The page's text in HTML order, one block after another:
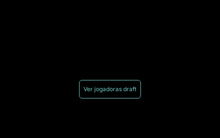
Ver jogadoras draft